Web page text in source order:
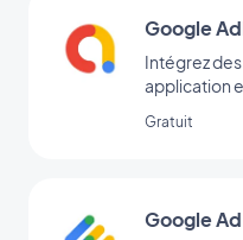
Google
Intégrez
application
Gratuit
Google